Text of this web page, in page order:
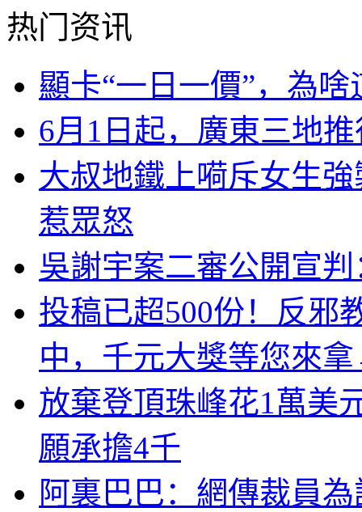
热门资讯
顯卡“一日一價”，為
6月1日起，廣東三地
大叔地鐵上嗬斥女生
惹眾怒
吳謝宇案二審公開宣
投稿已超500份！反邪
中，千元大獎等您來
放棄登頂珠峰花1萬美
願承擔4千
阿裏巴巴：網傳裁員